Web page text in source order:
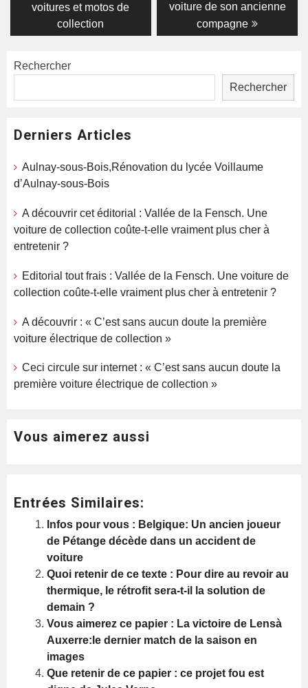
voitures et motos de
collection
voiture de son ancienne
compagne
Rechercher
Rechercher
Derniers Articles
Aulnay-sous-Bois,Rénovation du lycée Voillaume
d’Aulnay-sous-Bois
A découvrir cet éditorial : Vallée de la Fensch. Une
voiture de collection coûte-t-elle vraiment plus cher à
entretenir ?
Editorial tout frais : Vallée de la Fensch. Une voiture de
collection coûte-t-elle vraiment plus cher à entretenir ?
A découvrir : « C’est sans aucun doute la première
voiture électrique de collection »
Ceci circule sur internet : « C’est sans aucun doute la
première voiture électrique de collection »
Vous aimerez aussi
Entrées Similaires:
Infos pour vous : Belgique: Un ancien joueur
de Pétange décède dans un accident de
voiture
Quoi retenir de ce texte : Pour dire au revoir au
thermique, le rétrofit sera-t-il la solution de
demain ?
Vous aimerez ce papier : La victoire de Lensà
Auxerre:le dernier match de la saison en
images
Que retenir de ce papier : ce projet fou est